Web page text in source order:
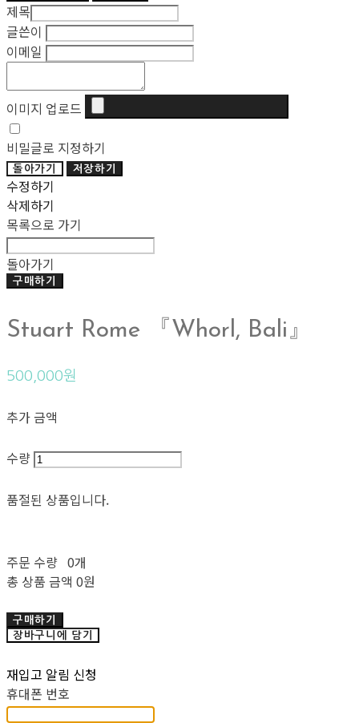
제목
글쓴이
이메일
이미지 업로드
비밀글로 지정하기
돌아가기 저장하기
수정하기
삭제하기
목록으로 가기
돌아가기
구매하기
Stuart Rome 『Whorl, Bali』
500,000원
추가 금액
수량
품절된 상품입니다.
주문 수량 0개
총 상품 금액 0원
구매하기
장바구니에 담기
재입고 알림 신청
휴대폰 번호